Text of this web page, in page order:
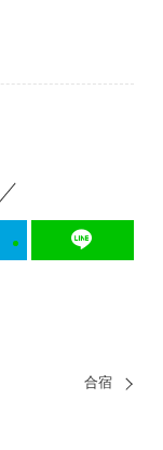
合宿